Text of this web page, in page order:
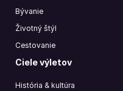
Bývanie
Životný štýl
Cestovanie
Ciele výletov
História & kultúra